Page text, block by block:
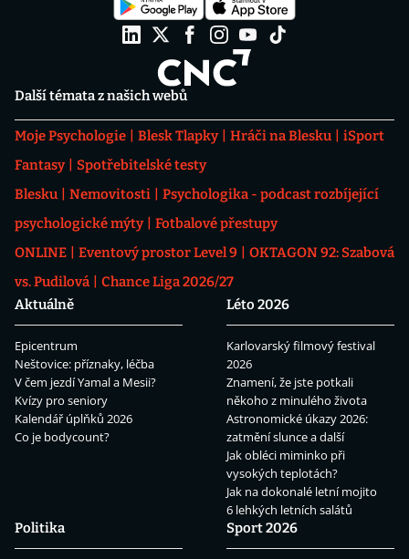
Další témata z našich webů
Moje Psychologie Blesk Tlapky Hráči na Blesku
iSport
Fantasy
Spotřebitelské testy
Blesku
Nemovitosti
Psychologika - podcast rozbíjející
psychologické mýty
Fotbalové přestupy
ONLINE
Eventový prostor Level 9
OKTAGON 92: Szabová
vs. Pudilová
Chance Liga 2026/27
Aktuálně
Epicentrum
Neštovice: příznaky, léčba
V čem jezdí Yamal a Mesii?
Kvízy pro seniory
Kalendář úplňků 2026
Co je bodycount?
Léto 2026
Karlovarský filmový festival
2026
Znamení, že jste potkali
někoho z minulého života
Astronomické úkazy 2026:
zatmění slunce a další
Jak obléci miminko při
vysokých teplotách?
Jak na dokonalé letní mojito
6 lehkých letních salátů
Politika
Sport 2026